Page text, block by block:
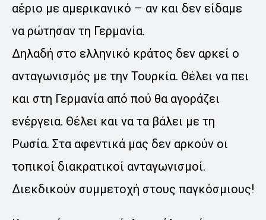
αέριο με αμερικανικό – αν και δεν είδαμε
να ρώτησαν τη Γερμανία.
Δηλαδή στο ελληνικό κράτος δεν αρκεί ο
ανταγωνισμός με την Τουρκία. Θέλει να πει
και στη Γερμανία από πού θα αγοράζει
ενέργεια. Θέλει και να τα βάλει με τη
Ρωσία. Στα αφεντικά μας δεν αρκούν οι
τοπικοί διακρατικοί ανταγωνισμοί.
Διεκδικούν συμμετοχή στους παγκόσμιους!